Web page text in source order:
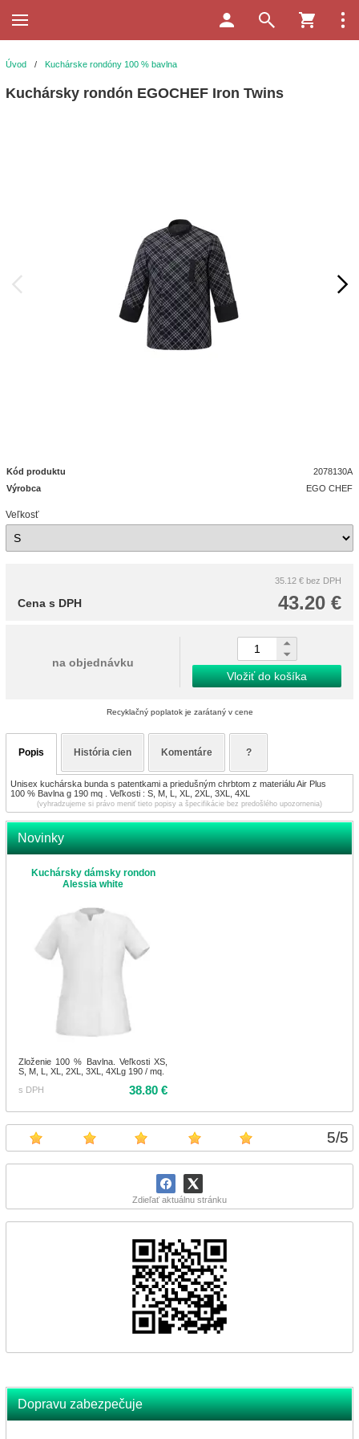
5/5
Zdieľať aktuálnu stránku
Dopravu zabezpečuje
Úvod / Kuchárske rondóny 100 % bavlna
Kuchársky rondón EGOCHEF Iron Twins
Kód produktu
2078130A
Výrobca
EGO CHEF
Veľkosť
35.12 € bez DPH
43.20 €
Cena s DPH
na objednávku
Vložiť do košíka
Recyklačný poplatok je zarátaný v cene
Popis História cien Komentáre ?
Unisex kuchárska bunda s patentkami a priedušným chrbtom z materiálu Air Plus
100 % Bavlna g 190 mq . Veľkosti : S, M, L, XL, 2XL, 3XL, 4XL
(vyhradzujeme si právo meniť tieto popisy a špecifikácie bez predošlého upozornenia)
Novinky
Kuchársky dámsky rondon
Alessia white
Zloženie 100 % Bavlna. Veľkosti XS,
S, M, L, XL, 2XL, 3XL, 4XLg 190 / mq.
s DPH
38.80 €